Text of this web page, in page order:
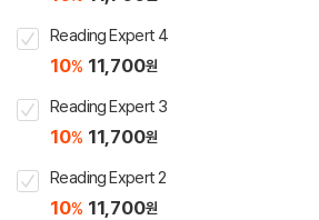
Reading Expert 4
10% 11,700원
Reading Expert 3
10% 11,700원
Reading Expert 2
10% 11,700원